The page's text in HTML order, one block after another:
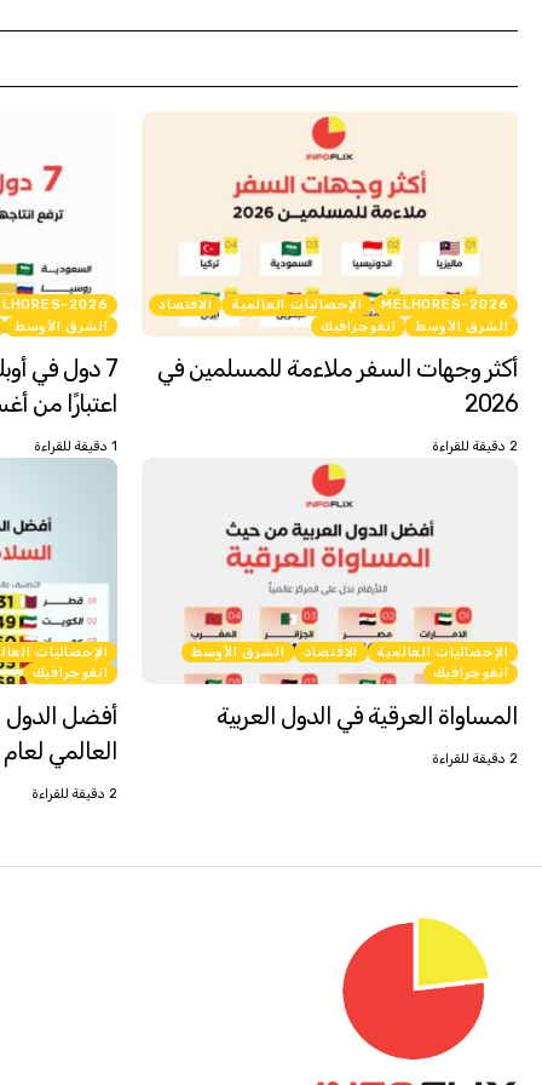
MELHORES-2026 الإحصائيات العالمية
الاقتصاد
الشرق الأوسط
انفوجرافيك
أكثر وجهات السفر ملاءمة للمسلمين في
2026
2 دقيقة للقراءة
2026
الشرق الأوسط
7 دول في
اعتبارًا من
1 دقيقة للقراءة
الإحصائيات العالمية الاقتصاد
الشرق الأوسط
انفوجرافيك
المساواة العرقية في الدول العربية
2 دقيقة للقراءة
الإحصائيات
انفوجرافيك
أفضل الدول
العالمي لعام 2026
2 دقيقة للقراءة